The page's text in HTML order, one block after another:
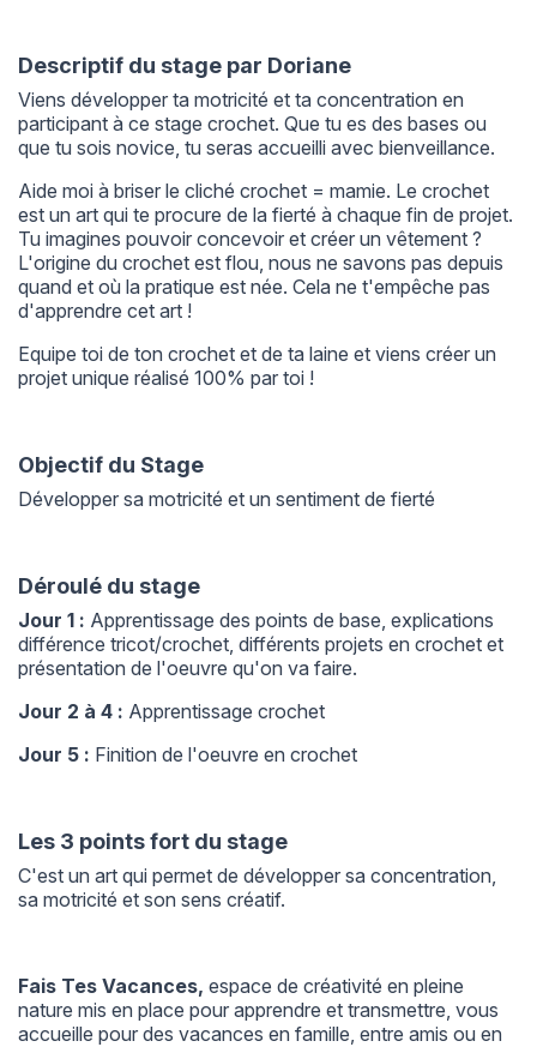
Descriptif du stage par Doriane
Viens développer ta motricité et ta concentration en
participant à ce stage crochet. Que tu es des bases ou
que tu sois novice, tu seras accueilli avec bienveillance.
Aide moi à briser le cliché crochet = mamie. Le crochet
est un art qui te procure de la fierté à chaque fin de projet.
Tu imagines pouvoir concevoir et créer un vêtement ?
L'origine du crochet est flou, nous ne savons pas depuis
quand et où la pratique est née. Cela ne t'empêche pas
d'apprendre cet art !
Equipe toi de ton crochet et de ta laine et viens créer un
projet unique réalisé 100% par toi !
Objectif du Stage
Développer sa motricité et un sentiment de fierté
Déroulé du stage
Jour 1 : Apprentissage des points de base, explications
différence tricot/crochet, différents projets en crochet et
présentation de l'oeuvre qu'on va faire.
Jour 2 à 4 : Apprentissage crochet
Jour 5 : Finition de l'oeuvre en crochet
Les 3 points fort du stage
C'est un art qui permet de développer sa concentration,
sa motricité et son sens créatif.
Fais Tes Vacances, espace de créativité en pleine
nature mis en place pour apprendre et transmettre, vous
accueille pour des vacances en famille, entre amis ou en